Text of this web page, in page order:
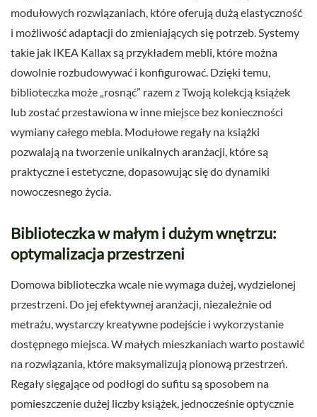
modułowych rozwiązaniach, które oferują dużą elastyczność
i możliwość adaptacji do zmieniających się potrzeb. Systemy
takie jak IKEA Kallax są przykładem mebli, które można
dowolnie rozbudowywać i konfigurować. Dzięki temu,
biblioteczka może „rosnąć” razem z Twoją kolekcją książek
lub zostać przestawiona w inne miejsce bez konieczności
wymiany całego mebla. Modułowe regały na książki
pozwalają na tworzenie unikalnych aranżacji, które są
praktyczne i estetyczne, dopasowując się do dynamiki
nowoczesnego życia.
Biblioteczka w małym i dużym wnętrzu:
optymalizacja przestrzeni
Domowa biblioteczka wcale nie wymaga dużej, wydzielonej
przestrzeni. Do jej efektywnej aranżacji, niezależnie od
metrażu, wystarczy kreatywne podejście i wykorzystanie
dostępnego miejsca. W małych mieszkaniach warto postawić
na rozwiązania, które maksymalizują pionową przestrzeń.
Regały sięgające od podłogi do sufitu są sposobem na
pomieszczenie dużej liczby książek, jednocześnie optycznie